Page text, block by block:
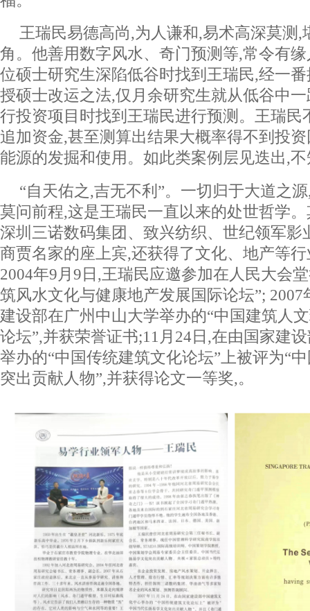
王瑞民易德高尚,为人谦和,易术高深莫测,
角。他善用数字风水、奇门预测等,常令有
位硕士研究生深陷低谷时找到王瑞民,经一
授硕士改运之法,仅月余研究生就从低谷中
行投资项目时找到王瑞民进行预测。王瑞民
追加资金,甚至测算出结果大概率得不到投
能源的发掘和使用。如此类案例层见迭出,
“自天佑之,吉无不利”。一切归于大道之
莫问前程,这是王瑞民一直以来的处世哲学
深圳三诺数码集团、致兴纺织、世纪领军影
商贾名家的座上宾,还获得了文化、地产等
2004年9月9日,王瑞民应邀参加在人民大会
筑风水文化与健康地产发展国际论坛”;
建设部在广州中山大学举办的“中国建筑人
论坛”,并获荣誉证书;11月24日,在由国家建
举办的“中国传统建筑文化论坛”上被评为“
突出贡献人物”,并获得论文一等奖,。